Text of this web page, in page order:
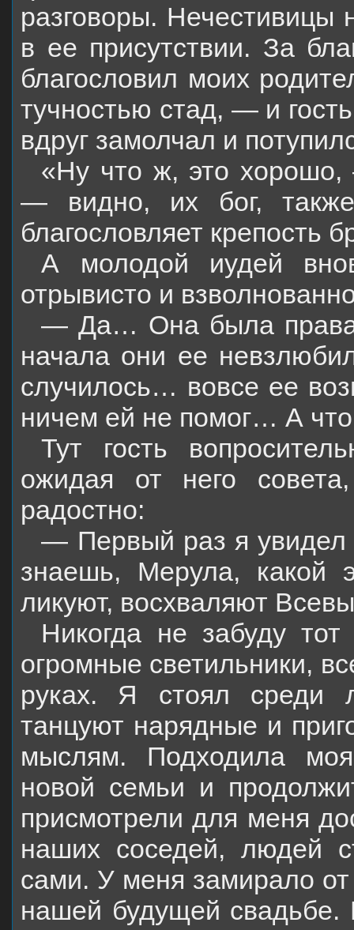
разговоры. Нечестивицы
в ее присутствии. За
благословил моих
тучностью стад, — и
вдруг замолчал и
«Ну что ж, это
— видно, их бог,
благословляет крепость
А молодой иудей
отрывисто и
— Да… Она была
начала они ее
случилось… вовсе ее
ничем ей не помог… А
Тут гость
ожидая от него
радостно:
— Первый раз я увидел
знаешь, Мерула, какой
ликуют, восхваляют
Никогда не забуду
огромные светильники,
руках. Я стоял среди
танцуют нарядные и
мыслям. Подходила
новой семьи и
присмотрели для меня
наших соседей, людей
сами. У меня замирало
нашей будущей свадьбе.